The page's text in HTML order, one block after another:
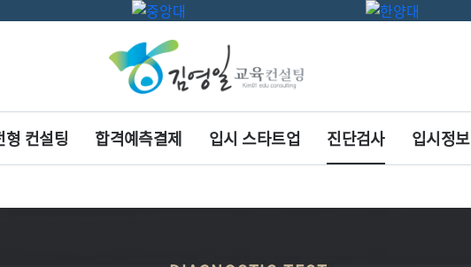
컨설팅 합격예측결제 입시 스타트업 진단검사 입시정보